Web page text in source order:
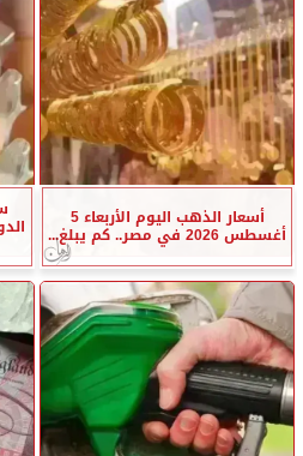
أسعار الذهب اليوم الأربعاء 5
أغسطس 2026 في مصر.. كم يبلغ...